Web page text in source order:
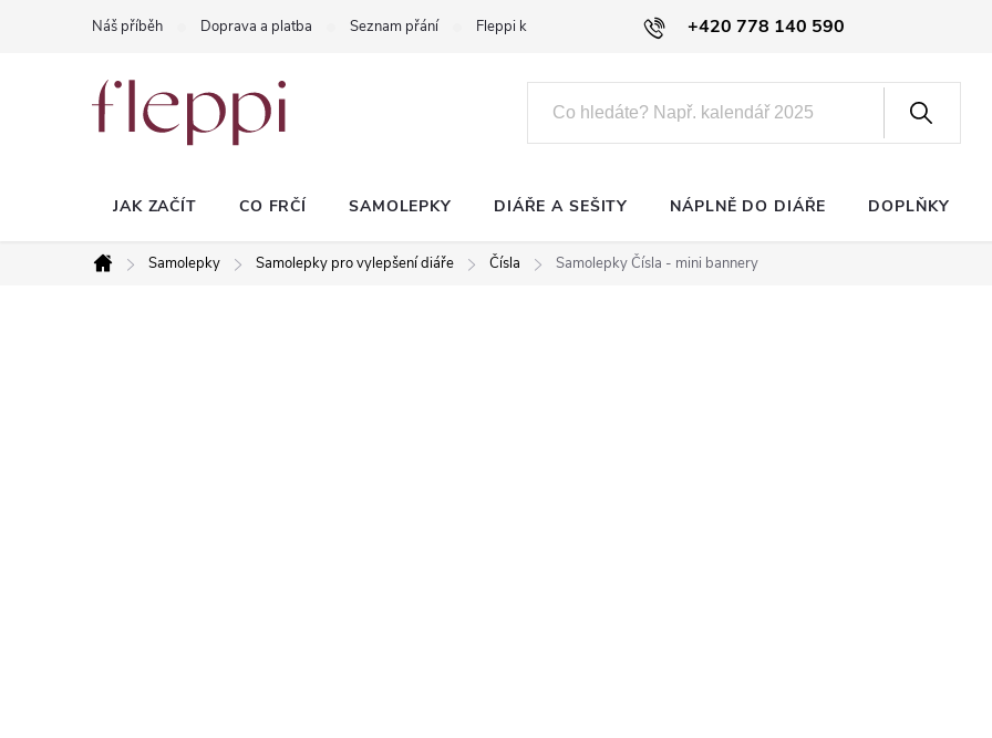
+420 778 140 590
Náš příběh Doprava a platba Seznam přání Fleppi klub
JAK ZAČÍT CO FRČÍ SAMOLEPKY DIÁŘE A SEŠITY NÁPLNĚ DO DIÁŘE DOPLŇKY
Domů
Samolepky Samolepky pro vylepšení diáře Čísla Samolepky Čísla - mini bannery